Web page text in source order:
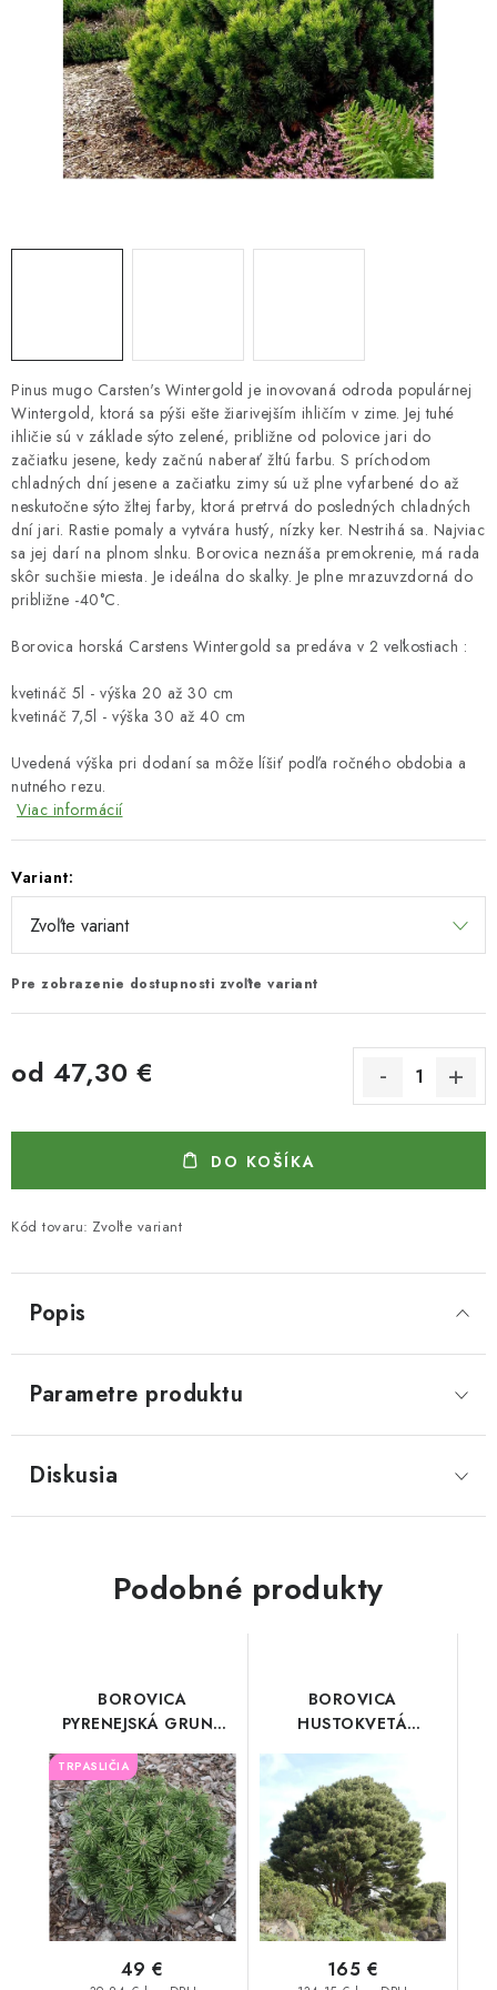
CHÉMIA
KVETINÁČE
DEKORÁCIE
Pinus mugo Carsten's Wintergold je inovovaná odroda populárnej
Wintergold, ktorá sa pýši ešte žiarivejším ihličím v zime. Jej tuhé
ihličie sú v základe sýto zelené, približne od polovice jari do
začiatku jesene, kedy začnú naberať žltú farbu. S príchodom
chladných dní jesene a začiatku zimy sú už plne vyfarbené do až
neskutočne sýto žltej farby, ktorá pretrvá do posledných chladných
dní jari. Rastie pomaly a vytvára hustý, nízky ker. Nestrihá sa. Najviac
sa jej darí na plnom slnku. Borovica neznáša premokrenie, má rada
skôr suchšie miesta. Je ideálna do skalky. Je plne mrazuvzdorná do
približne -40°C.
Borovica horská Carstens Wintergold sa predáva v 2 veľkostiach :
kvetináč 5l - výška 20 až 30 cm
kvetináč 7,5l - výška 30 až 40 cm
Uvedená výška pri dodaní sa môže líšiť podľa ročného obdobia a
nutného rezu.
Viac informácií
Variant:
Pre zobrazenie dostupnosti zvoľte variant
od 47,30 €
DO KOŠÍKA
Kód tovaru: Zvoľte variant
Popis
Parametre produktu
Diskusia
Podobné produkty
BOROVICA
PYRENEJSKÁ GRUNE
WELLE
TRPASLIČIA
49 €
BOROVICA
HUSTOKVETÁ
UMBRACULIFERA 100
cm
165 €